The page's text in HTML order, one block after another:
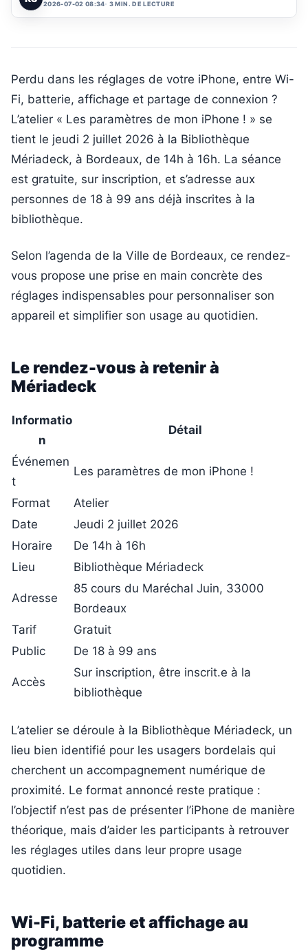
2026-07-02 08:34 3 MIN. DE LECTURE
Perdu dans les réglages de votre iPhone, entre Wi-
Fi, batterie, affichage et partage de connexion ?
L’atelier « Les paramètres de mon iPhone ! » se
tient le jeudi 2 juillet 2026 à la Bibliothèque
Mériadeck, à Bordeaux, de 14h à 16h. La séance
est gratuite, sur inscription, et s’adresse aux
personnes de 18 à 99 ans déjà inscrites à la
bibliothèque.
Selon l’agenda de la Ville de Bordeaux, ce rendez-
vous propose une prise en main concrète des
réglages indispensables pour personnaliser son
appareil et simplifier son usage au quotidien.
Le rendez-vous à retenir à
Mériadeck
Informatio
n
Détail
Événemen
t
Les paramètres de mon iPhone !
Format
Atelier
Date
Jeudi 2 juillet 2026
Horaire
De 14h à 16h
Lieu
Bibliothèque Mériadeck
Adresse
85 cours du Maréchal Juin, 33000
Bordeaux
Tarif
Gratuit
Public
De 18 à 99 ans
Accès
Sur inscription, être inscrit.e à la
bibliothèque
L’atelier se déroule à la Bibliothèque Mériadeck, un
lieu bien identifié pour les usagers bordelais qui
cherchent un accompagnement numérique de
proximité. Le format annoncé reste pratique :
l’objectif n’est pas de présenter l’iPhone de manière
théorique, mais d’aider les participants à retrouver
les réglages utiles dans leur propre usage
quotidien.
Wi-Fi, batterie et affichage au
programme